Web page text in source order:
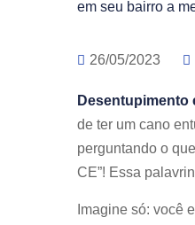
26/05/2023
Desentupimento
de ter um cano
perguntando o
CE”! Essa
Imagine só: você